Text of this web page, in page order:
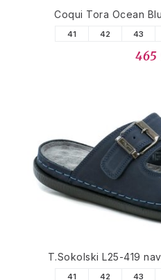
Coqui Tora Ocean
41 42 43
465
T.Sokolski L25-419
41 42 43